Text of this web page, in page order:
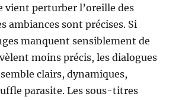
vient perturber l’oreille des
ambiances sont précises. Si
manquent sensiblement de
moins précis, les dialogues
clairs, dynamiques,
parasite. Les sous-titres